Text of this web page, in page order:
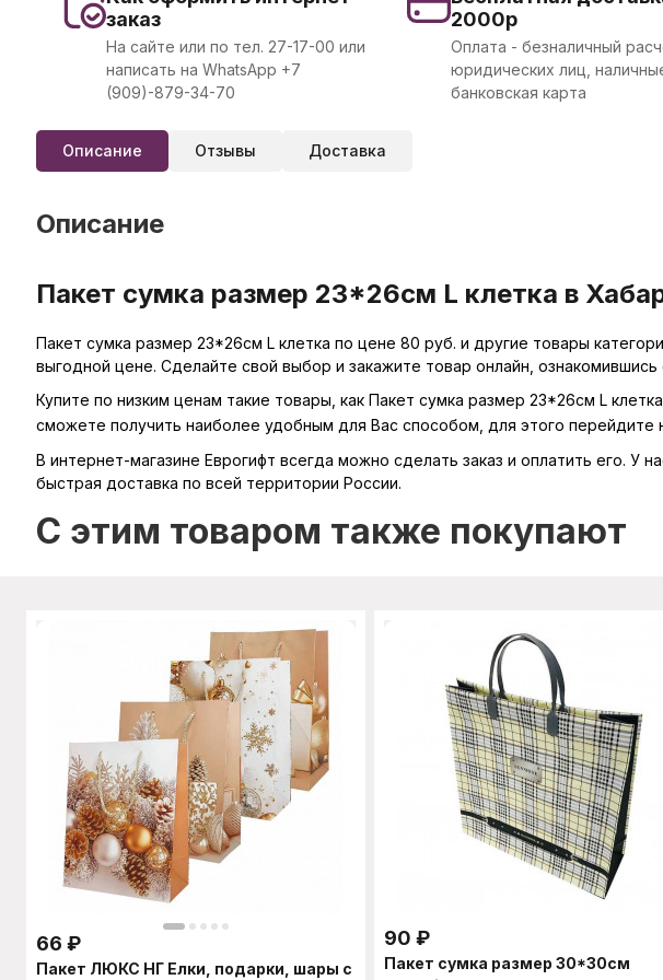
заказ
На сайте или по тел. 27-17-00 или
написать на WhatsApp +7
(909)-879-34-70
2000р
Оплата - безналичный
юридических лиц,
банковская карта
Описание Отзывы Доставка
Описание
Пакет сумка размер 23*26см L клетка в
Пакет сумка размер 23*26см L клетка по цене 80 руб. и другие товары
выгодной цене. Сделайте свой выбор и закажите товар онлайн,
Купите по низким ценам такие товары, как Пакет сумка размер 23*26см L
сможете получить наиболее удобным для Вас способом, для этого перейдите
В интернет-магазине Еврогифт всегда можно сделать заказ и оплатить его. У
быстрая доставка по всей территории России.
C этим товаром также покупают
66 ₽
Пакет ЛЮКС НГ Елки, подарки, шары с
90 ₽
Пакет сумка размер 30*30см